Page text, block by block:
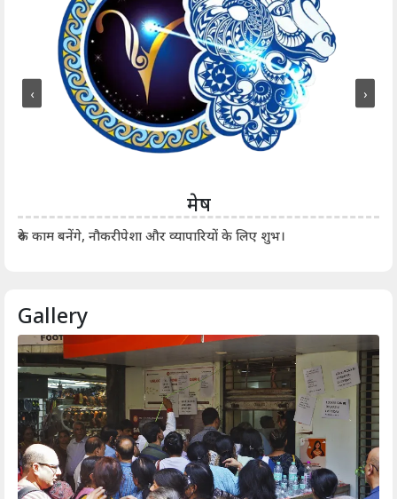
मेष
रुके काम बनेंगे, नौकरीपेशा और व्यापारियों के लिए शुभ।
‹ ›
Gallery